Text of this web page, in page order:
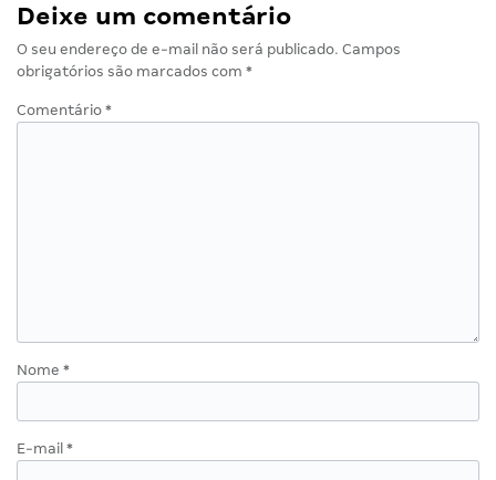
Deixe um comentário
O seu endereço de e-mail não será publicado. Campos
obrigatórios são marcados com *
Comentário *
Nome *
E-mail *